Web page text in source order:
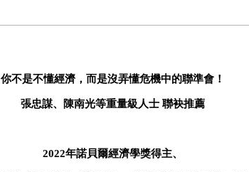
你不是不懂經濟，而是沒弄懂危機中的聯準會！
張忠謀、陳南光等重量級人士 聯袂推薦
2022年諾貝爾經濟學獎得主、